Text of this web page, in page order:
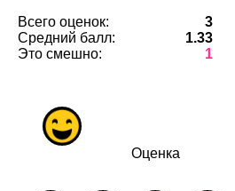
Всего оценок:
3
Средний балл:
1.33
Это смешно:
1
Оценка